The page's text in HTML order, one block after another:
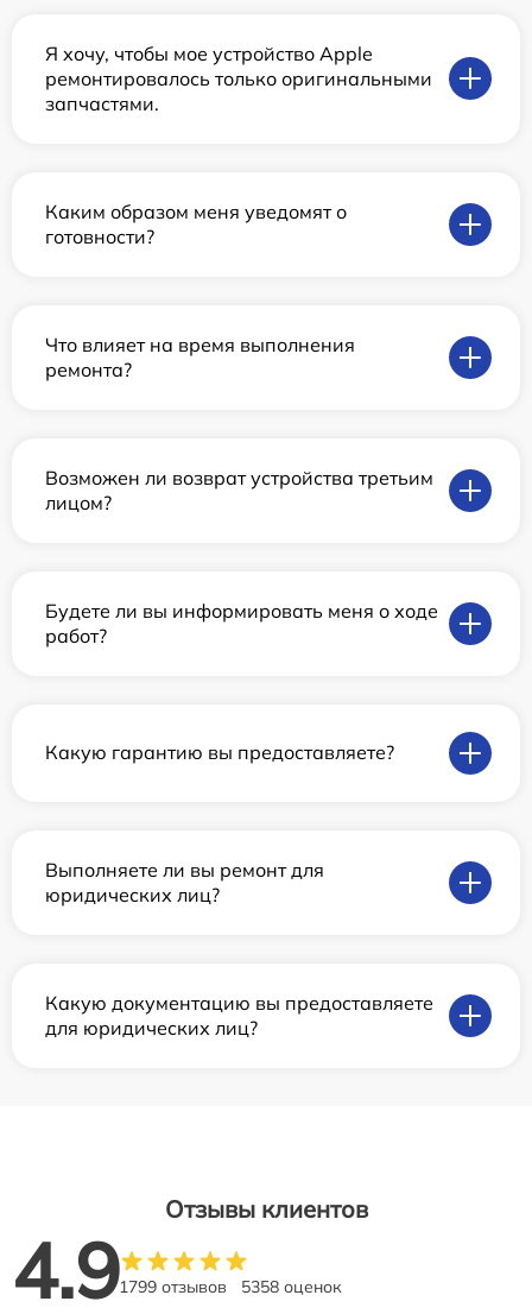
Я хочу, чтобы мое устройство Apple
ремонтировалось только оригинальными
запчастями.
Каким образом меня уведомят о
готовности?
Что влияет на время выполнения
ремонта?
Возможен ли возврат устройства третьим
лицом?
Будете ли вы информировать меня о ходе
работ?
Какую гарантию вы предоставляете?
Выполняете ли вы ремонт для
юридических лиц?
Какую документацию вы предоставляете
для юридических лиц?
Отзывы клиентов
4.91799 отзывов 5358 оценок